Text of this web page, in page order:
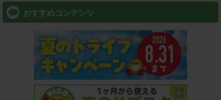
おすすめコンテンツ